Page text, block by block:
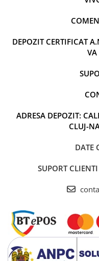
DEPOZIT CERTIFICAT
ADRESA DEPOZIT:
CLUJ-
DATE
SUPORT CLIENTI